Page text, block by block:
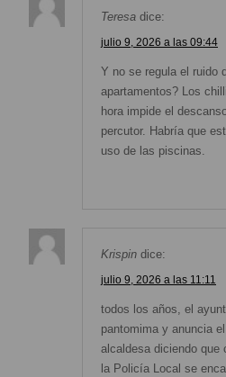
Teresa dice:
julio 9, 2026 a las 09:44
Y no se regula el ruido
apartamentos? Los
hora impide el
percutor. Habría que
uso de las piscinas.
Krispin dice:
julio 9, 2026 a las 11:11
todos los años, el
pantomima y anuncia
alcaldesa diciendo que
la Policía Local se